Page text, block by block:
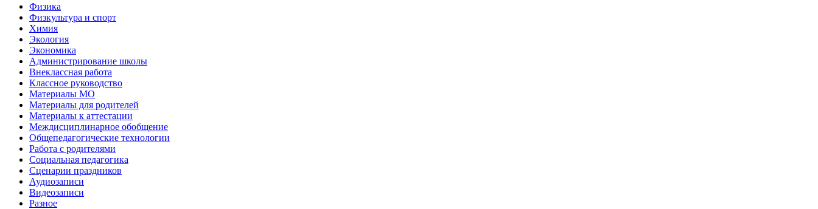
Физика
Физкультура и спорт
Химия
Экология
Экономика
Администрирование школы
Внеклассная работа
Классное руководство
Материалы МО
Материалы для родителей
Материалы к аттестации
Междисциплинарное обобщение
Общепедагогические технологии
Работа с родителями
Социальная педагогика
Сценарии праздников
Аудиозаписи
Видеозаписи
Разное